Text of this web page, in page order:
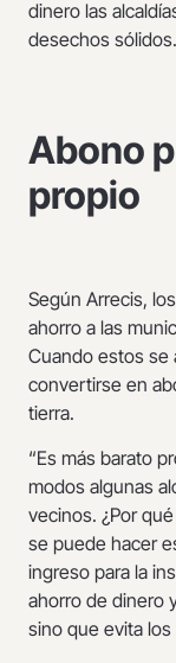
dinero las
desechos
Abono
propio
Según Arrecis,
ahorro a las
Cuando estos se
convertirse en
tierra.
“Es más barato
modos algunas
vecinos. ¿Por
se puede hacer
ingreso para la
ahorro de dinero
sino que evita los